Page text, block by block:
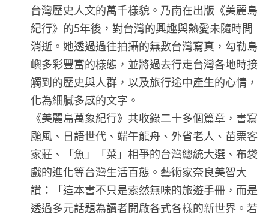
台灣歷史人文的萬千樣貌。乃南在出版《美麗島
紀行》的5年後，對台灣的興趣與熱愛未隨時間
消逝。她透過過往拍攝的無數台灣寫真，勾勒島
嶼多彩豐富的樣態，並將過去行走台灣各地時接
觸到的歷史與人群，以及旅行途中產生的心情，
化為細膩多感的文字。
《美麗島萬象紀行》共收錄二十多個篇章，書寫
颱風、日語世代、端午龍舟、外省老人、苗栗客
家莊、「魚」「菜」相爭的台灣總統大選、布袋
戲的進化等台灣生活百態。藝術家奈良美智大
讚：「這本書不只是索然無味的旅遊手冊，而是
透過多元話題為讀者開啟各式各樣的新世界。若